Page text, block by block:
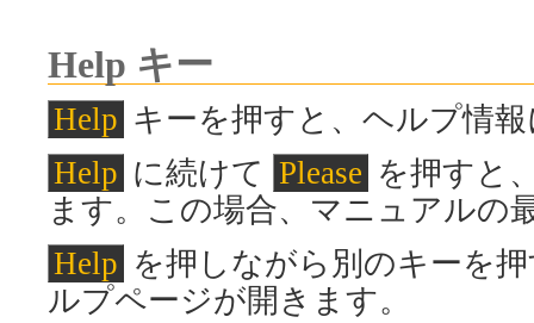
Help キー
Help キーを押すと、ヘルプ情
Help に続けて Please を押すと
ます。この場合、マニュアルの
Help を押しながら別のキーを
ルプページが開きます。